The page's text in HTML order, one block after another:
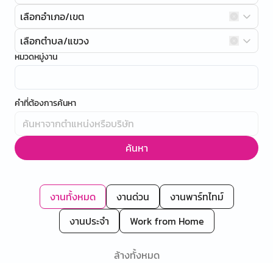
เลือกอำเภอ/เขต
เลือกตำบล/แขวง
หมวดหมู่งาน
คำที่ต้องการค้นหา
ค้นหา
งานทั้งหมด งานด่วน
งานพาร์ทไทม์
งานประจำ
Work from Home
ล้างทั้งหมด